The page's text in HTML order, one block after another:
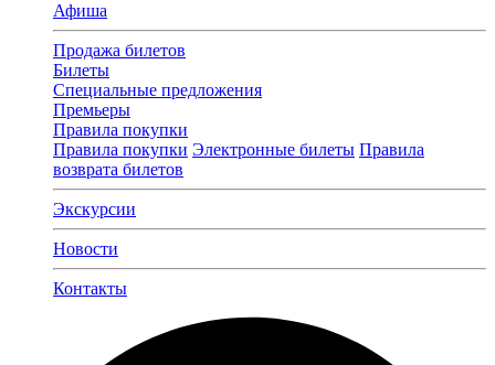
Афиша
Продажа билетов
Билеты
Специальные предложения
Премьеры
Правила покупки
Правила покупки Электронные билеты Правила
возврата билетов
Экскурсии
Новости
Контакты